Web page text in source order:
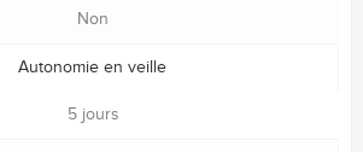
Non
Autonomie en veille
5 jours